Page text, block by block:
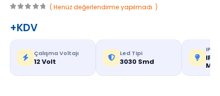
( Henüz değerlendirme yapılmadı. )
+KDV
Çalışma Voltajı
12 Volt
Led Tipi
3030 Smd
IP